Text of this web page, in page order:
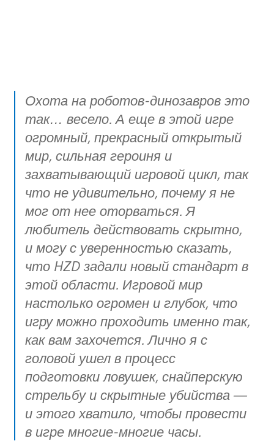
Охота на роботов-динозавров это
так… весело. А еще в этой игре
огромный, прекрасный открытый
мир, сильная героиня и
захватывающий игровой цикл, так
что не удивительно, почему я не
мог от нее оторваться. Я
любитель действовать скрытно,
и могу с уверенностью сказать,
что HZD задали новый стандарт в
этой области. Игровой мир
настолько огромен и глубок, что
игру можно проходить именно так,
как вам захочется. Лично я с
головой ушел в процесс
подготовки ловушек, снайперскую
стрельбу и скрытные убийства —
и этого хватило, чтобы провести
в игре многие-многие часы.